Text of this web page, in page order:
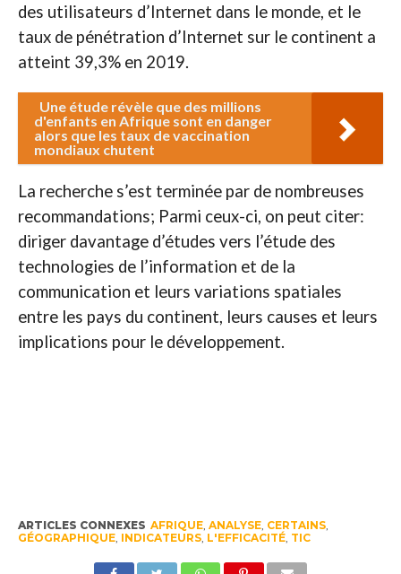
des utilisateurs d’Internet dans le monde, et le
taux de pénétration d’Internet sur le continent a
atteint 39,3% en 2019.
Une étude révèle que des millions
d'enfants en Afrique sont en danger
alors que les taux de vaccination
mondiaux chutent
La recherche s’est terminée par de nombreuses
recommandations; Parmi ceux-ci, on peut citer:
diriger davantage d’études vers l’étude des
technologies de l’information et de la
communication et leurs variations spatiales
entre les pays du continent, leurs causes et leurs
implications pour le développement.
ARTICLES CONNEXES AFRIQUE, ANALYSE, CERTAINS,
GÉOGRAPHIQUE, INDICATEURS, L'EFFICACITÉ, TIC